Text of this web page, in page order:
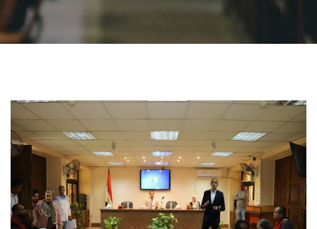
الإعلام
الطلاب
هيئة التدريس
الدراسات العليا
الخريجين